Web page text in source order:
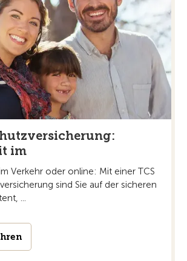
im
Verkehr oder online: Mit einer TCS
sind Sie auf der sicheren
...